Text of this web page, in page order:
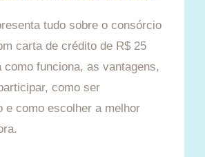
tudo sobre o consórcio
carta de crédito de R$ 25
como funciona, as vantagens,
como ser
e como escolher a melhor